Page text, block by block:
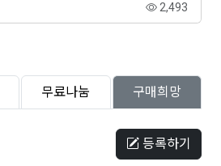
2,493
무료나눔 구매희망
등록하기